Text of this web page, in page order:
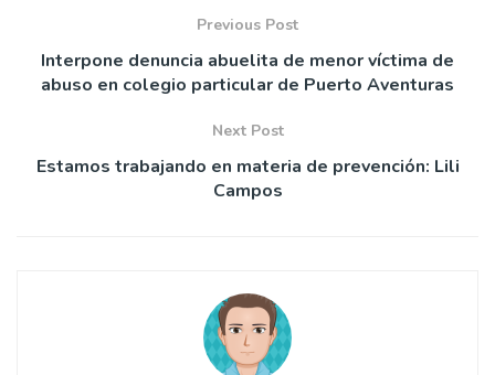
Previous Post
Interpone denuncia abuelita de menor víctima de
abuso en colegio particular de Puerto Aventuras
Next Post
Estamos trabajando en materia de prevención: Lili
Campos